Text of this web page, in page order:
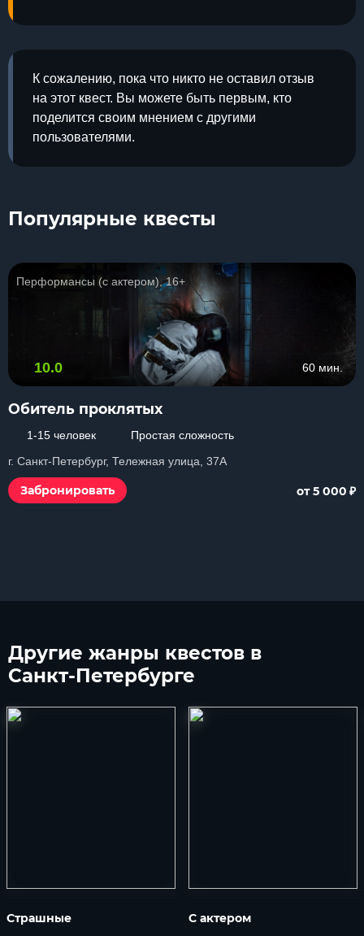
К сожалению, пока что никто не оставил отзыв
на этот квест. Вы можете быть первым, кто
поделится своим мнением с другими
пользователями.
Популярные квесты
Перформансы (с актером), 16+
10.0 60 мин.
Обитель проклятых
1-15 человек
Простая сложность
г. Санкт-Петербург, Тележная улица, 37А
Забронировать от 5 000 ₽
Другие жанры квестов в
Санкт-Петербурге
Страшные С актером